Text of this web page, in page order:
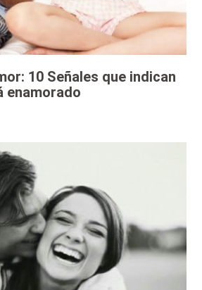
10 Señales que indican
enamorado